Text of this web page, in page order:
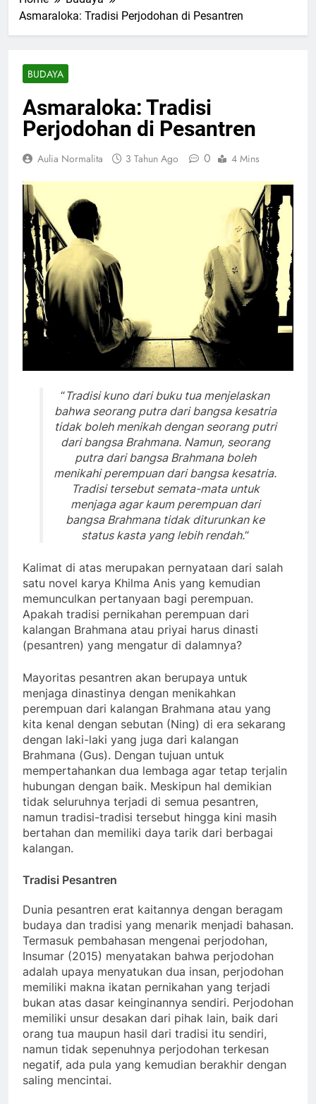
Asmaraloka: Tradisi Perjodohan di Pesantren
BUDAYA
Asmaraloka: Tradisi
Perjodohan di Pesantren
Aulia Normalita 3 Tahun Ago 0 4 Mins
“Tradisi kuno dari buku tua menjelaskan
bahwa seorang putra dari bangsa kesatria
tidak boleh menikah dengan seorang putri
dari bangsa Brahmana. Namun, seorang
putra dari bangsa Brahmana boleh
menikahi perempuan dari bangsa kesatria.
Tradisi tersebut semata-mata untuk
menjaga agar kaum perempuan dari
bangsa Brahmana tidak diturunkan ke
status kasta yang lebih rendah.“
Kalimat di atas merupakan pernyataan dari salah
satu novel karya Khilma Anis yang kemudian
memunculkan pertanyaan bagi perempuan.
Apakah tradisi pernikahan perempuan dari
kalangan Brahmana atau priyai harus dinasti
(pesantren) yang mengatur di dalamnya?
Mayoritas pesantren akan berupaya untuk
menjaga dinastinya dengan menikahkan
perempuan dari kalangan Brahmana atau yang
kita kenal dengan sebutan (Ning) di era sekarang
dengan laki-laki yang juga dari kalangan
Brahmana (Gus). Dengan tujuan untuk
mempertahankan dua lembaga agar tetap terjalin
hubungan dengan baik. Meskipun hal demikian
tidak seluruhnya terjadi di semua pesantren,
namun tradisi-tradisi tersebut hingga kini masih
bertahan dan memiliki daya tarik dari berbagai
kalangan.
Tradisi Pesantren
Dunia pesantren erat kaitannya dengan beragam
budaya dan tradisi yang menarik menjadi bahasan.
Termasuk pembahasan mengenai perjodohan,
Insumar (2015) menyatakan bahwa perjodohan
adalah upaya menyatukan dua insan, perjodohan
memiliki makna ikatan pernikahan yang terjadi
bukan atas dasar keinginannya sendiri. Perjodohan
memiliki unsur desakan dari pihak lain, baik dari
orang tua maupun hasil dari tradisi itu sendiri,
namun tidak sepenuhnya perjodohan terkesan
negatif, ada pula yang kemudian berakhir dengan
saling mencintai.